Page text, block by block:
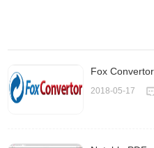
Fox
2018-05-17